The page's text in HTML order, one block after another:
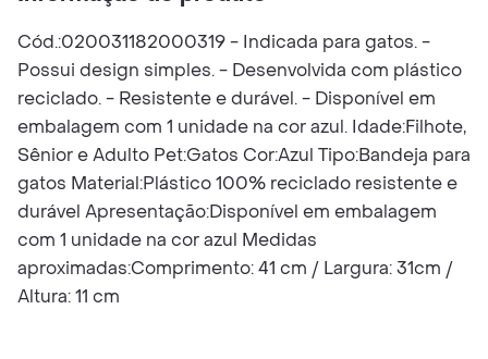
Cód.:020031182000319 - Indicada para gatos. -
Possui design simples. - Desenvolvida com plástico
reciclado. - Resistente e durável. - Disponível em
embalagem com 1 unidade na cor azul. Idade:Filhote,
Sênior e Adulto Pet:Gatos Cor:Azul Tipo:Bandeja para
gatos Material:Plástico 100% reciclado resistente e
durável Apresentação:Disponível em embalagem
com 1 unidade na cor azul Medidas
aproximadas:Comprimento: 41 cm / Largura: 31cm /
Altura: 11 cm